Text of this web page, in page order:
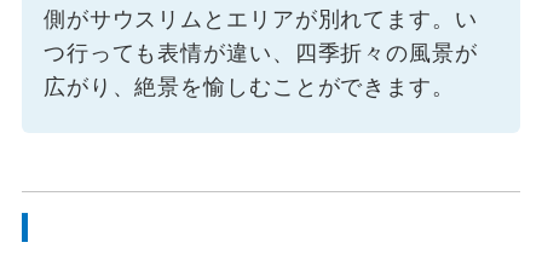
側がサウスリムとエリアが別れてます。い
つ行っても表情が違い、四季折々の風景が
広がり、絶景を愉しむことができます。